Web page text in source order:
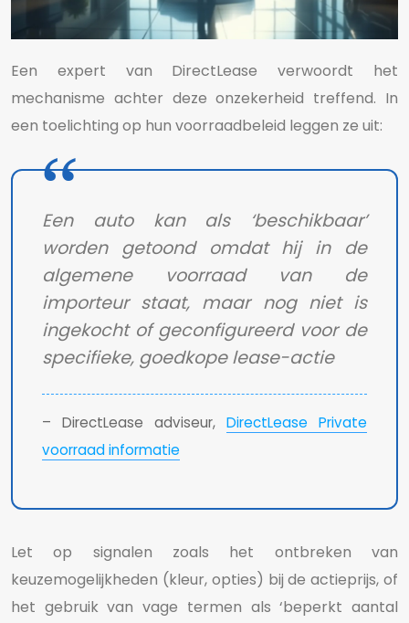
Een expert van DirectLease verwoordt het
mechanisme achter deze onzekerheid treffend. In
een toelichting op hun voorraadbeleid leggen ze uit:
Een auto kan als ‘beschikbaar’
worden getoond omdat hij in de
algemene voorraad van de
importeur staat, maar nog niet is
ingekocht of geconfigureerd voor de
specifieke, goedkope lease-actie
– DirectLease adviseur, DirectLease Private
voorraad informatie
Let op signalen zoals het ontbreken van
keuzemogelijkheden (kleur, opties) bij de actieprijs, of
het gebruik van vage termen als ‘beperkt aantal